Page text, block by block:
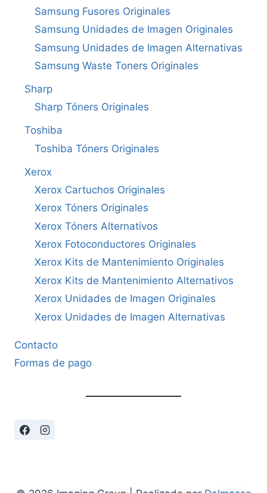
Samsung Fusores Originales
Samsung Unidades de Imagen Originales
Samsung Unidades de Imagen Alternativas
Samsung Waste Toners Originales
Sharp
Sharp Tóners Originales
Toshiba
Toshiba Tóners Originales
Xerox
Xerox Cartuchos Originales
Xerox Tóners Originales
Xerox Tóners Alternativos
Xerox Fotoconductores Originales
Xerox Kits de Mantenimiento Originales
Xerox Kits de Mantenimiento Alternativos
Xerox Unidades de Imagen Originales
Xerox Unidades de Imagen Alternativas
Contacto
Formas de pago